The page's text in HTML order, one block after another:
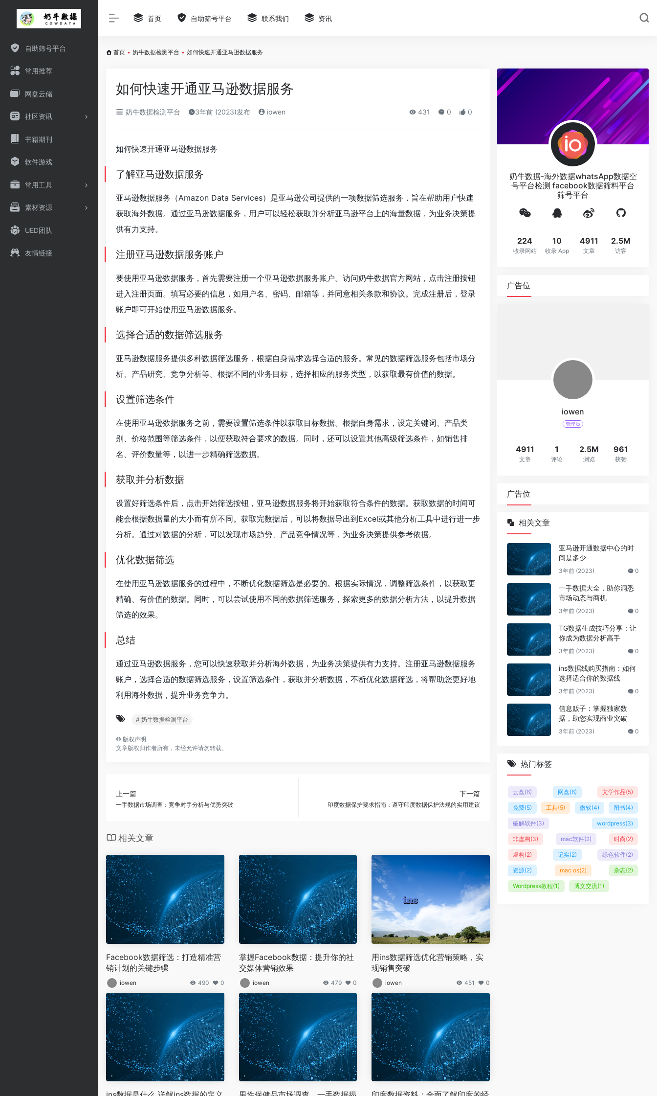
自助筛号平台
常用推荐
网盘云储
社区资讯
书籍期刊
软件游戏
常用工具
素材资源
UED团队
友情链接
首页 自助筛号平台 联系我们 资讯
首页 • 奶牛数据检测平台 • 如何快速开通亚马逊数据服务
如何快速开通亚马逊数据服务
奶牛数据检测平台 3年前 (2023)发布 iowen 431 0 0
如何快速开通亚马逊数据服务
了解亚马逊数据服务
亚马逊数据服务（Amazon Data Services）是亚马逊公司提供的一项数据筛选服务，旨在帮助用户快速
获取海外数据。通过亚马逊数据服务，用户可以轻松获取并分析亚马逊平台上的海量数据，为业务决策提
供有力支持。
注册亚马逊数据服务账户
要使用亚马逊数据服务，首先需要注册一个亚马逊数据服务账户。访问奶牛数据官方网站，点击注册按钮
进入注册页面。填写必要的信息，如用户名、密码、邮箱等，并同意相关条款和协议。完成注册后，登录
账户即可开始使用亚马逊数据服务。
选择合适的数据筛选服务
亚马逊数据服务提供多种数据筛选服务，根据自身需求选择合适的服务。常见的数据筛选服务包括市场分
析、产品研究、竞争分析等。根据不同的业务目标，选择相应的服务类型，以获取最有价值的数据。
设置筛选条件
在使用亚马逊数据服务之前，需要设置筛选条件以获取目标数据。根据自身需求，设定关键词、产品类
别、价格范围等筛选条件，以便获取符合要求的数据。同时，还可以设置其他高级筛选条件，如销售排
名、评价数量等，以进一步精确筛选数据。
获取并分析数据
设置好筛选条件后，点击开始筛选按钮，亚马逊数据服务将开始获取符合条件的数据。获取数据的时间可
能会根据数据量的大小而有所不同。获取完数据后，可以将数据导出到Excel或其他分析工具中进行进一步
分析。通过对数据的分析，可以发现市场趋势、产品竞争情况等，为业务决策提供参考依据。
优化数据筛选
在使用亚马逊数据服务的过程中，不断优化数据筛选是必要的。根据实际情况，调整筛选条件，以获取更
精确、有价值的数据。同时，可以尝试使用不同的数据筛选服务，探索更多的数据分析方法，以提升数据
筛选的效果。
总结
通过亚马逊数据服务，您可以快速获取并分析海外数据，为业务决策提供有力支持。注册亚马逊数据服务
账户，选择合适的数据筛选服务，设置筛选条件，获取并分析数据，不断优化数据筛选，将帮助您更好地
利用海外数据，提升业务竞争力。
# 奶牛数据检测平台
© 版权声明
文章版权归作者所有，未经允许请勿转载。
上一篇
一手数据市场调查：竞争对手分析与优势突破
下一篇
印度数据保护要求指南：遵守印度数据保护法规的实用建议
相关文章
Facebook数据筛选：打造精准营
销计划的关键步骤
iowen 490 0
掌握Facebook数据：提升你的社
交媒体营销效果
iowen 479 0
用ins数据筛选优化营销策略，实
现销售突破
iowen 451 0
奶牛数据-海外数据whatsApp数据空
号平台检测 facebook数据筛料平台
筛号平台
224
收录网站
10
收录 App
4911
文章
2.5M
访客
广告位
iowen
管理员
4911
文章
1
评论
2.5M
浏览
961
获赞
广告位
相关文章
亚马逊开通数据中心的时
间是多少
3年前 (2023) 0
一手数据大全，助你洞悉
市场动态与商机
3年前 (2023) 0
TG数据生成技巧分享：让
你成为数据分析高手
3年前 (2023) 0
ins数据线购买指南：如何
选择适合你的数据线
3年前 (2023) 0
信息贩子：掌握独家数
据，助您实现商业突破
3年前 (2023) 0
热门标签
云盘(6) 网盘(6) 文学作品(5)
免费(5) 工具(5) 微软(4) 图书(4)
破解软件(3) wordpress(3)
非虚构(3) mac软件(2) 时尚(2)
虚构(2) 记实(2) 绿色软件(2)
资源(2) mac os(2) 杂志(2)
Wordpress教程(1) 博文交流(1)